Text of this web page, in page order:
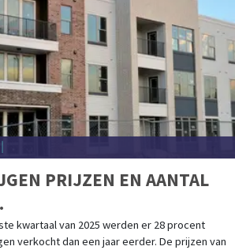
PRIJZEN EN AANTAL
kwartaal van 2025 werden er 28 procent
verkocht dan een jaar eerder. De prijzen van